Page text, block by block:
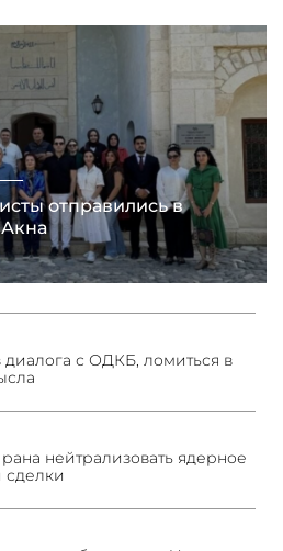
отправились в
с ОДКБ, ломиться в
нейтрализовать ядерное
сделки